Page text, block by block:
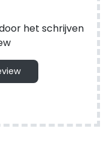
het schrijven